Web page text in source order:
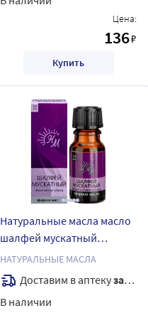
Цена:
136₽
Купить
Натуральные масла масло
шалфей мускатный
эфирное 10 мл
НАТУРАЛЬНЫЕ МАСЛА
Доставим в аптекузавтра
В наличии